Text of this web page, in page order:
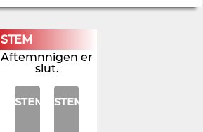
STEM
Aftemnnigen er
slut.
STEM STEM